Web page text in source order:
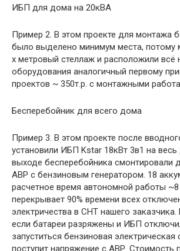
ИБП для дома на 20кВА
Пример 2. В этом проекте для монтажа
было выделено минимум места, потому
х метровый стеллаж и расположили всё
оборудования аналогичный первому
проектов ~ 350т.р. с монтажными
Бесперебойник для всего дома
Пример 3. В этом проекте после
установили ИБП Kstar 18кВт 3в1 на
выходе бесперебойника смонтировали
АВР с бензиновым генератором. 18
расчетное время автономной работы ~8
перекрывает 90% времени всех
электричества в СНТ нашего заказчика.
если батареи разряжены и ИБП
запуститься бензиновая
поступит напряжение с АВР. Стоимость